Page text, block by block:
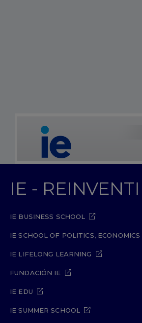
IE -
IE BUSINESS SCHOOL
IE SCHOOL OF POLITICS,
IE LIFELONG LEARNING
FUNDACIÓN IE
IE EDU
IE SUMMER SCHOOL